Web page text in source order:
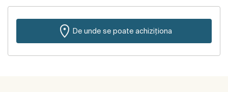
De unde se poate achiziționa